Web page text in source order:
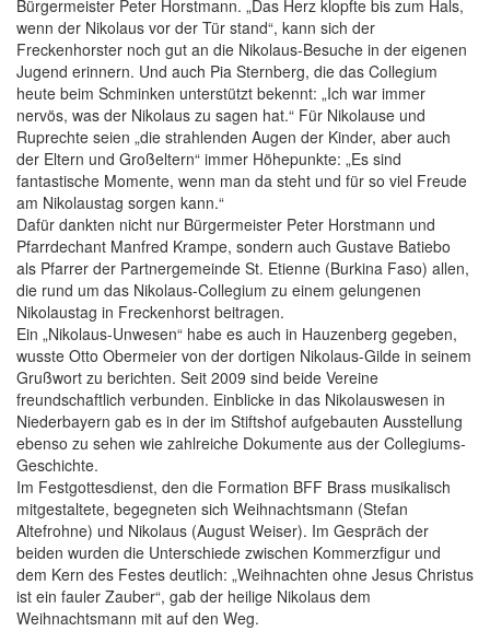
Bürgermeister Peter Horstmann. „Das Herz klopfte bis zum Hals,
wenn der Nikolaus vor der Tür stand“, kann sich der
Freckenhorster noch gut an die Nikolaus-Besuche in der eigenen
Jugend erinnern. Und auch Pia Sternberg, die das Collegium
heute beim Schminken unterstützt bekennt: „Ich war immer
nervös, was der Nikolaus zu sagen hat.“ Für Nikolause und
Ruprechte seien „die strahlenden Augen der Kinder, aber auch
der Eltern und Großeltern“ immer Höhepunkte: „Es sind
fantastische Momente, wenn man da steht und für so viel Freude
am Nikolaustag sorgen kann.“
Dafür dankten nicht nur Bürgermeister Peter Horstmann und
Pfarrdechant Manfred Krampe, sondern auch Gustave Batiebo
als Pfarrer der Partnergemeinde St. Etienne (Burkina Faso) allen,
die rund um das Nikolaus-Collegium zu einem gelungenen
Nikolaustag in Freckenhorst beitragen.
Ein „Nikolaus-Unwesen“ habe es auch in Hauzenberg gegeben,
wusste Otto Obermeier von der dortigen Nikolaus-Gilde in seinem
Grußwort zu berichten. Seit 2009 sind beide Vereine
freundschaftlich verbunden. Einblicke in das Nikolauswesen in
Niederbayern gab es in der im Stiftshof aufgebauten Ausstellung
ebenso zu sehen wie zahlreiche Dokumente aus der Collegiums-
Geschichte.
Im Festgottesdienst, den die Formation BFF Brass musikalisch
mitgestaltete, begegneten sich Weihnachtsmann (Stefan
Altefrohne) und Nikolaus (August Weiser). Im Gespräch der
beiden wurden die Unterschiede zwischen Kommerzfigur und
dem Kern des Festes deutlich: „Weihnachten ohne Jesus Christus
ist ein fauler Zauber“, gab der heilige Nikolaus dem
Weihnachtsmann mit auf den Weg.